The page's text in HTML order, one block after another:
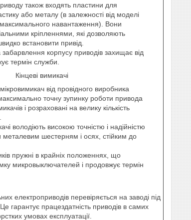
також входять пластини для
або металу (в залежності від моделі
максимального навантаження). Вони
кріпленнями, які дозволяють
встановити привід.
забарвлення корпусу приводів захищає від
термін служби.
Кінцеві вимикачі
мікровимикач від провідного виробника
точну зупинку роботи привода
і розраховані на велику кількість
володіють високою точністю і надійністю
металевим шестерням і осях, стійким до
пружні в крайніх положеннях, що
микровыключателей і продовжує термін
електроприводів перевіряється на заводі під
гарантує працездатність приводів в самих
умовах експлуатації.